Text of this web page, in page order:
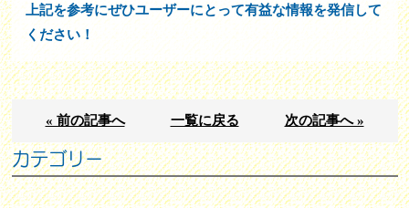
上記を参考にぜひユーザーにとって有益な情報を発信して
ください！
« 前の記事へ 一覧に戻る 次の記事へ »
カテゴリー